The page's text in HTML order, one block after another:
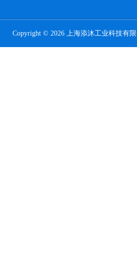
Copyright © 2026 上海添沐工业科技有